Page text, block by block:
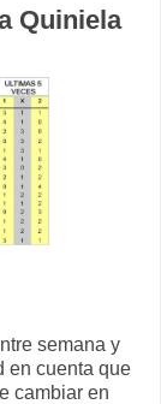
Quiniela
semana y
en cuenta que
cambiar en